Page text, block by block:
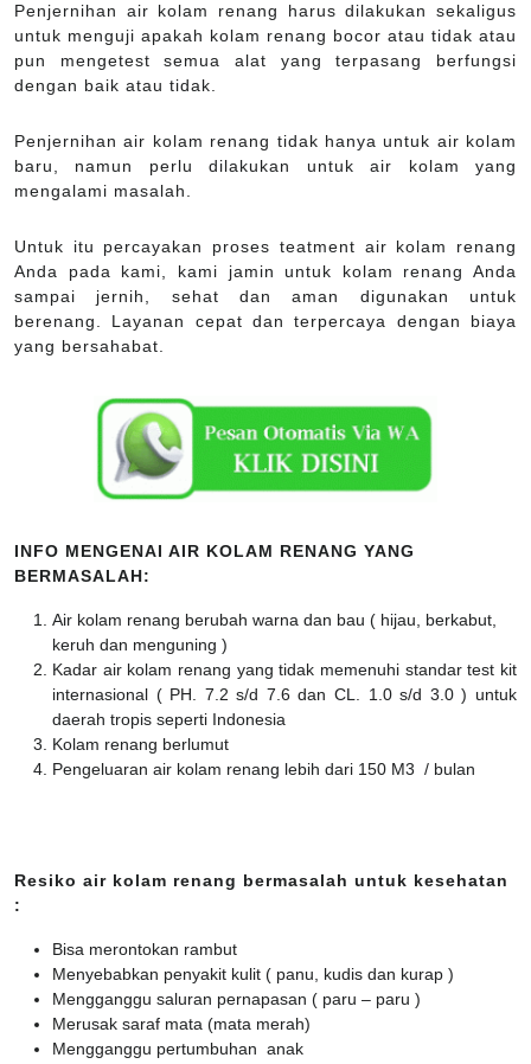
Penjernihan air kolam renang harus dilakukan sekaligus
untuk menguji apakah kolam renang bocor atau tidak atau
pun mengetest semua alat yang terpasang berfungsi
dengan baik atau tidak.
Penjernihan air kolam renang tidak hanya untuk air kolam
baru, namun perlu dilakukan untuk air kolam yang
mengalami masalah.
Untuk itu percayakan proses teatment air kolam renang
Anda pada kami, kami jamin untuk kolam renang Anda
sampai jernih, sehat dan aman digunakan untuk
berenang. Layanan cepat dan terpercaya dengan biaya
yang bersahabat.
INFO MENGENAI AIR KOLAM RENANG YANG
BERMASALAH:
Air kolam renang berubah warna dan bau ( hijau, berkabut,
keruh dan menguning )
Kadar air kolam renang yang tidak memenuhi standar test kit
internasional ( PH. 7.2 s/d 7.6 dan CL. 1.0 s/d 3.0 ) untuk
daerah tropis seperti Indonesia
Kolam renang berlumut
Pengeluaran air kolam renang lebih dari 150 M3 / bulan
Resiko air kolam renang bermasalah untuk kesehatan
:
Bisa merontokan rambut
Menyebabkan penyakit kulit ( panu, kudis dan kurap )
Mengganggu saluran pernapasan ( paru – paru )
Merusak saraf mata (mata merah)
Mengganggu pertumbuhan anak